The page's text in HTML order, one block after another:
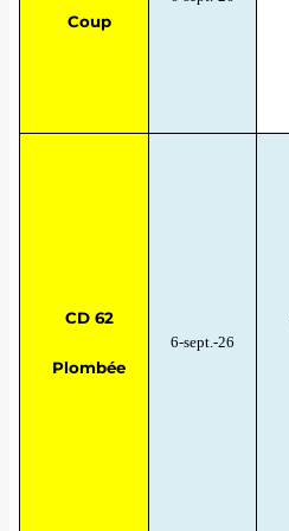
Coup
CD 62
Plombée
6-sept.-26